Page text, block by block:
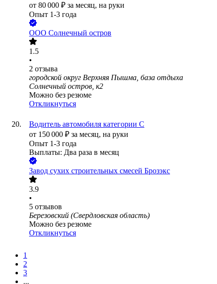
от 80 000 ₽ за месяц, на руки
Опыт 1-3 года
ООО Солнечный остров
1.5
•
2 отзыва
городской округ Верхняя Пышма, база отдыха
Солнечный остров, к2
Можно без резюме
Откликнуться
Водитель автомобиля категории С
от 150 000 ₽ за месяц, на руки
Опыт 1-3 года
Выплаты: Два раза в месяц
Завод сухих строительных смесей Брозэкс
3.9
•
5 отзывов
Березовский (Свердловская область)
Можно без резюме
Откликнуться
1
2
3
...